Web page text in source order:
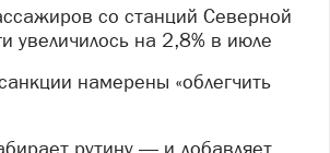
увеличилось на 2,8% в июле